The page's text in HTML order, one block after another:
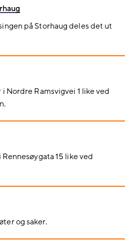
på Storhaug deles det ut
Nordre Ramsvigvei 1 like ved
15 like ved
og saker.